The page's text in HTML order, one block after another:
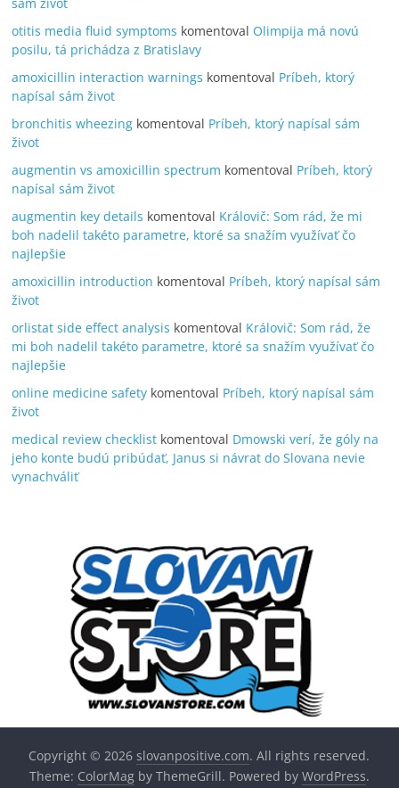
otitis media fluid symptoms komentoval Olimpija má novú
posilu, tá prichádza z Bratislavy
amoxicillin interaction warnings komentoval Príbeh, ktorý
napísal sám život
bronchitis wheezing komentoval Príbeh, ktorý napísal sám
život
augmentin vs amoxicillin spectrum komentoval Príbeh, ktorý
napísal sám život
augmentin key details komentoval Královič: Som rád, že mi
boh nadelil takéto parametre, ktoré sa snažím využívať čo
najlepšie
amoxicillin introduction komentoval Príbeh, ktorý napísal sám
život
orlistat side effect analysis komentoval Královič: Som rád, že
mi boh nadelil takéto parametre, ktoré sa snažím využívať čo
najlepšie
online medicine safety komentoval Príbeh, ktorý napísal sám
život
medical review checklist komentoval Dmowski verí, že góly na
jeho konte budú pribúdať, Janus si návrat do Slovana nevie
vynachváliť
Copyright © 2026slovanpositive.com. All rights reserved.
Theme: ColorMagby ThemeGrill. Powered by WordPress.